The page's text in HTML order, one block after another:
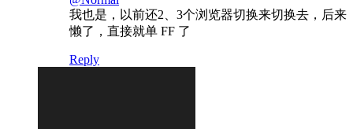
我也是，以前还2、3个浏览器切换来切换去，后来
懒了，直接就单 FF 了
Reply